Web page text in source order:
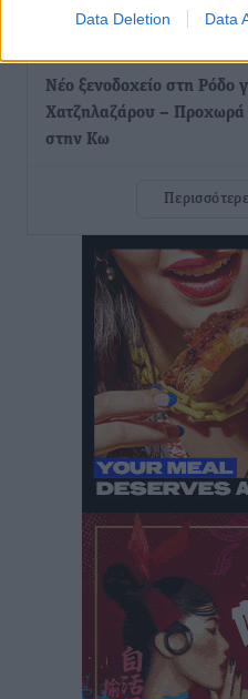
Data Deletion Data
Ειδήσεις• πριν 2 ώρες
Νέο ξενοδοχείο στη Ρόδο
Χατζηλαζάρου – Προχωρά
στην Κω
Μαστιχάρι –
5χρονο παιδί
Τοπικές Ειδήσεις πριν 3 ώρες
“Η Ευρώπη αντιμετώπιζε
τρόμου” – Η
Γιασιράνη στον RV για
Σύμφωνο της Λέρου
Τοπικές Ειδήσεις• πριν 3 ώρες
Συναυλία με τον Γιάννη
Πολιτιστικά•
Έκτακτη συνεδρίαση της
αύριο Παρασκευή 7
Τοπικές Ειδήσεις• πριν 3 ώρες